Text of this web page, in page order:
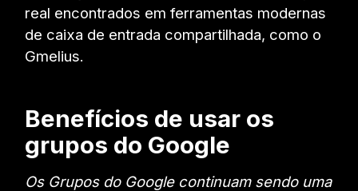
real encontrados em ferramentas modernas
de caixa de entrada compartilhada, como o
Gmelius.
Benefícios de usar os
grupos do Google
Os Grupos do Google continuam sendo uma